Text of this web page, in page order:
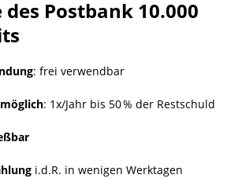
Postbank 10.000
: frei verwendbar
: 1x/Jahr bis 50 % der Restschuld
i.d.R. in wenigen Werktagen